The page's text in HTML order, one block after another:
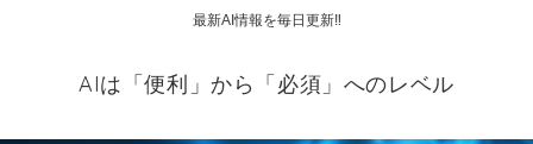
最新AI情報を毎日更新‼
AIは「便利」から「必須」へのレベル